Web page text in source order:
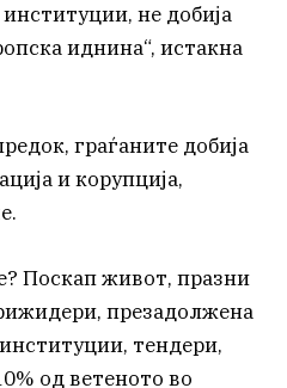
не добија
иднина“, истакна
граѓаните добија
и корупција,
Поскап живот, празни
презадолжена
тендери,
од ветеното во